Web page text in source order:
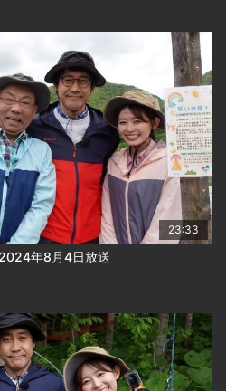
23:33
年8月4日放送